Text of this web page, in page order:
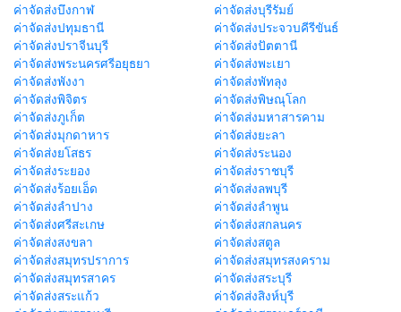
ค่าจัดส่งบึงกาฬ
ค่าจัดส่งบุรีรัมย์
ค่าจัดส่งปทุมธานี
ค่าจัดส่งประจวบคีรีขันธ์
ค่าจัดส่งปราจีนบุรี
ค่าจัดส่งปัตตานี
ค่าจัดส่งพระนครศรีอยุธยา
ค่าจัดส่งพะเยา
ค่าจัดส่งพังงา
ค่าจัดส่งพัทลุง
ค่าจัดส่งพิจิตร
ค่าจัดส่งพิษณุโลก
ค่าจัดส่งภูเก็ต
ค่าจัดส่งมหาสารคาม
ค่าจัดส่งมุกดาหาร
ค่าจัดส่งยะลา
ค่าจัดส่งยโสธร
ค่าจัดส่งระนอง
ค่าจัดส่งระยอง
ค่าจัดส่งราชบุรี
ค่าจัดส่งร้อยเอ็ด
ค่าจัดส่งลพบุรี
ค่าจัดส่งลำปาง
ค่าจัดส่งลำพูน
ค่าจัดส่งศรีสะเกษ
ค่าจัดส่งสกลนคร
ค่าจัดส่งสงขลา
ค่าจัดส่งสตูล
ค่าจัดส่งสมุทรปราการ
ค่าจัดส่งสมุทรสงคราม
ค่าจัดส่งสมุทรสาคร
ค่าจัดส่งสระบุรี
ค่าจัดส่งสระแก้ว
ค่าจัดส่งสิงห์บุรี